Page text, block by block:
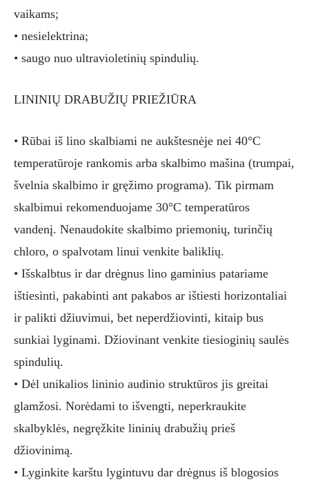
vaikams;
• nesielektrina;
• saugo nuo ultravioletinių spindulių.
LININIŲ DRABUŽIŲ PRIEŽIŪRA
• Rūbai iš lino skalbiami ne aukštesnėje nei 40°C
temperatūroje rankomis arba skalbimo mašina (trumpai,
švelnia skalbimo ir gręžimo programa). Tik pirmam
skalbimui rekomenduojame 30°C temperatūros
vandenį. Nenaudokite skalbimo priemonių, turinčių
chloro, o spalvotam linui venkite baliklių.
• Išskalbtus ir dar drėgnus lino gaminius patariame
ištiesinti, pakabinti ant pakabos ar ištiesti horizontaliai
ir palikti džiuvimui, bet neperdžiovinti, kitaip bus
sunkiai lyginami. Džiovinant venkite tiesioginių saulės
spindulių.
• Dėl unikalios lininio audinio struktūros jis greitai
glamžosi. Norėdami to išvengti, neperkraukite
skalbyklės, negręžkite lininių drabužių prieš
džiovinimą.
• Lyginkite karštu lygintuvu dar drėgnus iš blogosios